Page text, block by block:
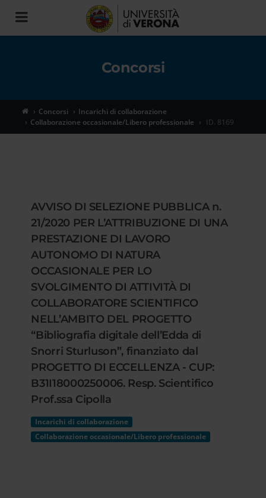
Toggle
navigation
Concorsi
Concorsi
Incarichi di collaborazione
Collaborazione occasionale/Libero professionale
ID. 8169
AVVISO DI SELEZIONE PUBBLICA n.
21/2020 PER L’ATTRIBUZIONE DI UNA
PRESTAZIONE DI LAVORO
AUTONOMO DI NATURA
OCCASIONALE PER LO
SVOLGIMENTO DI ATTIVITÀ DI
COLLABORATORE SCIENTIFICO
NELL’AMBITO DEL PROGETTO
“Bibliografia digitale dell’Edda di
Snorri Sturluson”, finanziato dal
PROGETTO DI ECCELLENZA - CUP:
B31I18000250006. Resp. Scientifico
Prof.ssa Cipolla
Incarichi di collaborazione
Collaborazione occasionale/Libero professionale